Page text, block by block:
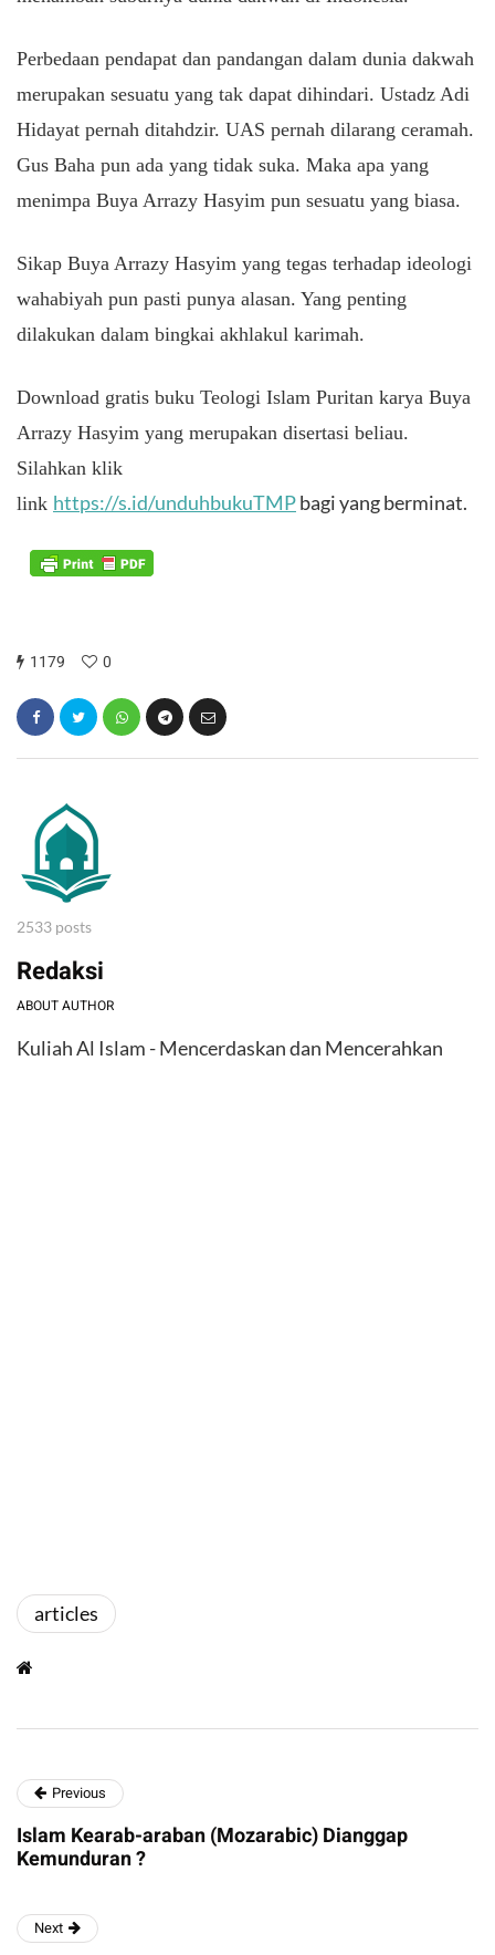
Perbedaan pendapat dan pandangan dalam dunia dakwah
merupakan sesuatu yang tak dapat dihindari. Ustadz Adi
Hidayat pernah ditahdzir. UAS pernah dilarang ceramah.
Gus Baha pun ada yang tidak suka. Maka apa yang
menimpa Buya Arrazy Hasyim pun sesuatu yang biasa.
Sikap Buya Arrazy Hasyim yang tegas terhadap ideologi
wahabiyah pun pasti punya alasan. Yang penting
dilakukan dalam bingkai akhlakul karimah.
Download gratis buku Teologi Islam Puritan karya Buya
Arrazy Hasyim yang merupakan disertasi beliau.
Silahkan klik
link https://s.id/unduhbukuTMP bagi yang berminat.
1179 0
2533 posts
Redaksi
ABOUT AUTHOR
Kuliah Al Islam - Mencerdaskan dan Mencerahkan
articles
Previous
Islam Kearab-araban (Mozarabic) Dianggap
Kemunduran ?
Next